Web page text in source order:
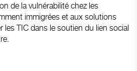
de la vulnérabilité chez les
immigrées et aux solutions
les TIC dans le soutien du lien social